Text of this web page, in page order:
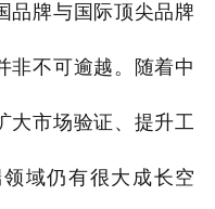
品牌与国际顶尖品牌
非不可逾越。随着中
大市场验证、提升工
域仍有很大成长空